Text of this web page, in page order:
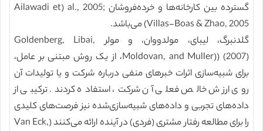
گسترده بین کارخانه‌ها و خرده‌فروشان Ailawadi et) al., 2005;
Villas-Boas & Zhao, 2005) می‌باشد.
گلدنبرگ، لیبای، مولدووان، و مولر Goldenberg, Libai,
Moldovan, and Muller)) (2007)، از یک روش مبتنی بر عامل،
برای شبیه‌سازی اثرات خبرهای منفی درباره شرکت و یا تولیدات آن
روی ارزش خالص فعلی آن شرکت، استفاده کردند. ترکیبی از
داده‌های تجربی و داده‌های شبیه‌سازی‌شده نیز فرصت‌های کلیدی
را برای مطالعه رفتار مشتری (فردی) در آینده ارائه می‌کنند (Van Eck,